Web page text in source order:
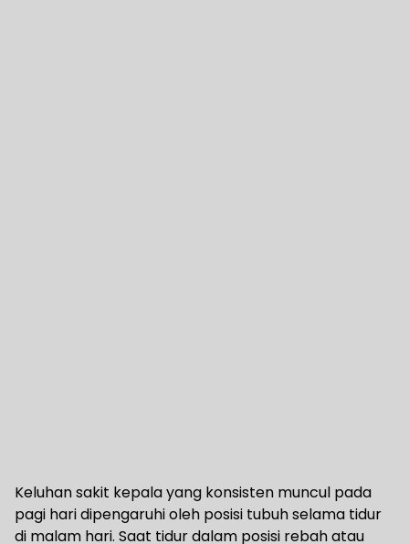
Keluhan sakit kepala yang konsisten muncul pada
pagi hari dipengaruhi oleh posisi tubuh selama tidur
di malam hari. Saat tidur dalam posisi rebah atau